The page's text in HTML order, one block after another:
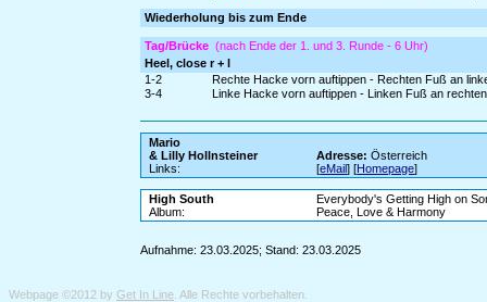
Wiederholung bis zum Ende
Tag/Brücke (nach Ende der 1. und 3. Runde - 6 Uhr)
Heel, close r + l
1-2
Rechte Hacke vorn auftippen - Rechten Fuß an
3-4
Linke Hacke vorn auftippen - Linken Fuß an rechten
Mario
& Lilly Hollnsteiner
Adresse: Österreich
Links:
[eMail] [Homepage]
High South
Everybody's Getting High on
Album:
Peace, Love & Harmony
Aufnahme: 23.03.2025; Stand: 23.03.2025
Webpage ©2012 by Get In Line . Alle Rechte vorbehalten.